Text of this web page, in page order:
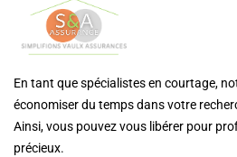
En tant que spécialistes en courtage,
économiser du temps dans votre
Ainsi, vous pouvez vous libérer pour
précieux.